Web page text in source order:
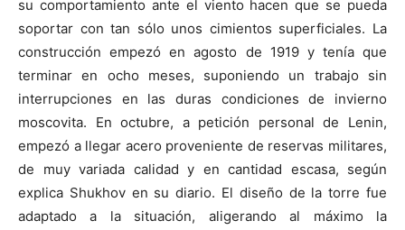
su comportamiento ante el viento hacen que se pueda
soportar con tan sólo unos cimientos superficiales. La
construcción empezó en agosto de 1919 y tenía que
terminar en ocho meses, suponiendo un trabajo sin
interrupciones en las duras condiciones de invierno
moscovita. En octubre, a petición personal de Lenin,
empezó a llegar acero proveniente de reservas militares,
de muy variada calidad y en cantidad escasa, según
explica Shukhov en su diario. El diseño de la torre fue
adaptado a la situación, aligerando al máximo la